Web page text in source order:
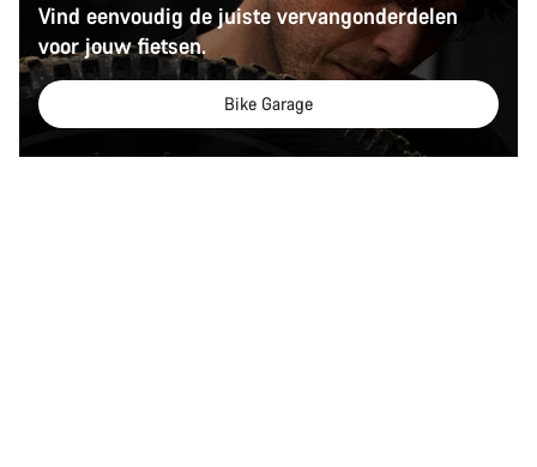
Vind eenvoudig de juiste vervangonderdelen
voor jouw fietsen.
Bike Garage